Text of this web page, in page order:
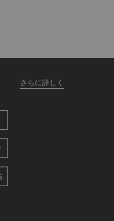
さらに詳しく